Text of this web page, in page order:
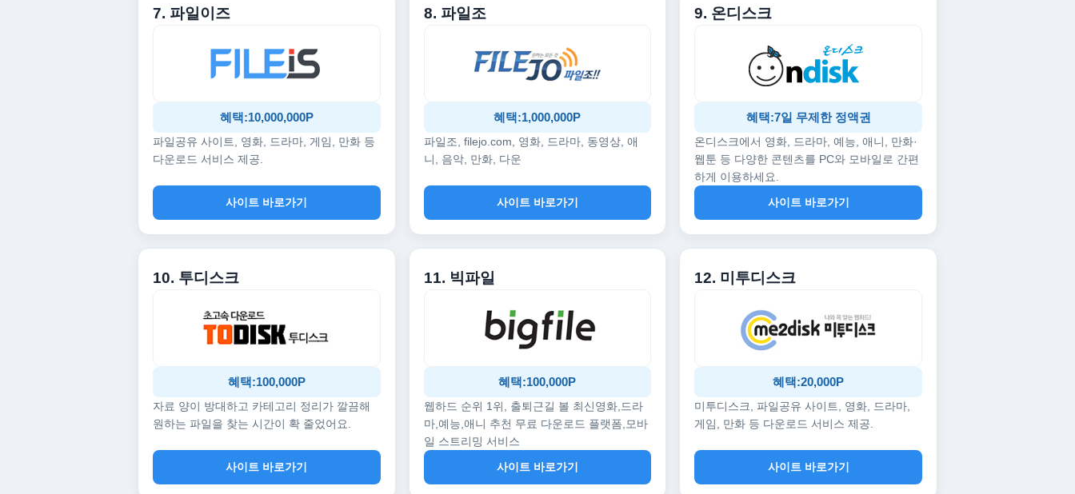
7. 파일이즈
혜택:10,000,000P
파일공유 사이트, 영화, 드라마, 게임, 만화 등
다운로드 서비스 제공.
사이트 바로가기
8. 파일조
혜택:1,000,000P
파일조, filejo.com, 영화, 드라마, 동영상, 애
니, 음악, 만화, 다운
사이트 바로가기
9. 온디스크
혜택:7일 무제한 정액권
온디스크에서 영화, 드라마, 예능, 애니, 만화·
웹툰 등 다양한 콘텐츠를 PC와 모바일로 간편
하게 이용하세요.
사이트 바로가기
10. 투디스크
혜택:100,000P
자료 양이 방대하고 카테고리 정리가 깔끔해
원하는 파일을 찾는 시간이 확 줄었어요.
사이트 바로가기
11. 빅파일
혜택:100,000P
웹하드 순위 1위, 출퇴근길 볼 최신영화,드라
마,예능,애니 추천 무료 다운로드 플랫폼,모바
일 스트리밍 서비스
사이트 바로가기
12. 미투디스크
혜택:20,000P
미투디스크, 파일공유 사이트, 영화, 드라마,
게임, 만화 등 다운로드 서비스 제공.
사이트 바로가기